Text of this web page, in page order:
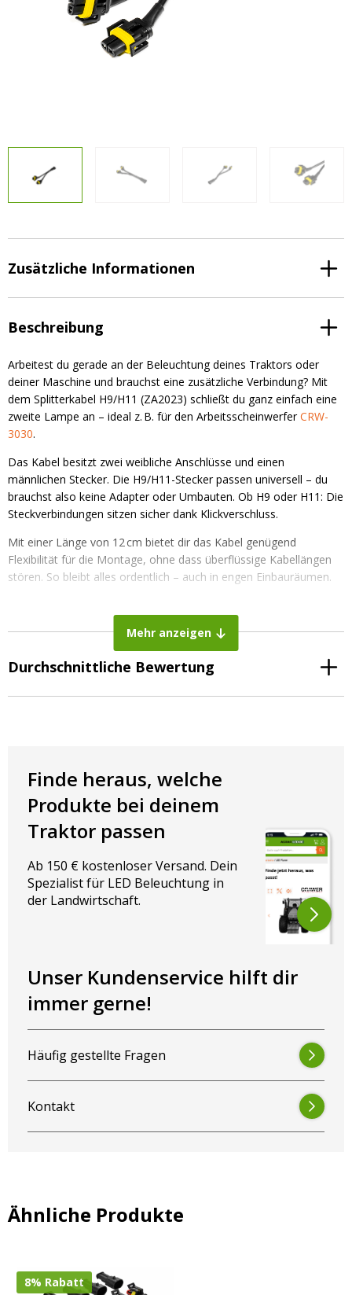
LED Beleuchtungssets
Kostenlose Lichtplanung
Agrarled Blog
info@agrarled.de
Vorteilsverpackungen
LED Beleuchtungssets
Zusätzliche Informationen
Beschreibung
Arbeitest du gerade an der Beleuchtung deines Traktors oder
deiner Maschine und brauchst eine zusätzliche Verbindung? Mit
dem Splitterkabel H9/H11 (ZA2023) schließt du ganz einfach eine
zweite Lampe an – ideal z. B. für den ArbeitsscheinwerferCRW-
3030.
Das Kabel besitzt zwei weibliche Anschlüsse und einen
männlichen Stecker. Die H9/H11-Stecker passen universell – du
brauchst also keine Adapter oder Umbauten. Ob H9 oder H11: Die
Steckverbindungen sitzen sicher dank Klickverschluss.
Mit einer Länge von 12 cm bietet dir das Kabel genügend
Flexibilität für die Montage, ohne dass überflüssige Kabellängen
stören. So bleibt alles ordentlich – auch in engen Einbauräumen.
kannst damit problemlos zwei Lampen an einem bestehenden
verändern.
Oder wirf einen Blick in unserenLED-Guide
einen Blick die passenden Scheinwerfer für Dein Traktormodell.
Mehr anzeigen
Durchschnittliche Bewertung
Finde heraus, welche
Produkte bei deinem
Traktor passen
Ab 150 € kostenloser Versand. Dein
Spezialist für LED Beleuchtung in
der Landwirtschaft.
Unser Kundenservice hilft dir
immer gerne!
Häufig gestellte Fragen
Kontakt
Ähnliche Produkte
8% Rabatt